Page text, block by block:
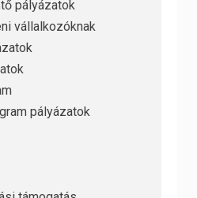
pályázatok
vállalkozóknak
pályázatok